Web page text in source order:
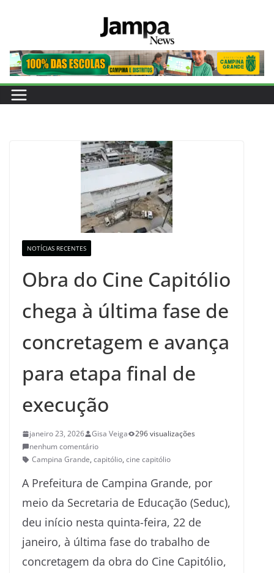
conteúdo
NOTÍCIAS RECENTES
Obra do Cine Capitólio
chega à última fase de
concretagem e avança
para etapa final de
execução
janeiro 23, 2026 Gisa Veiga
296 visualizações
nenhum comentário
Campina Grande, capitólio, cine capitólio
A Prefeitura de Campina Grande, por
meio da Secretaria de Educação (Seduc),
deu início nesta quinta-feira, 22 de
janeiro, à última fase do trabalho de
concretagem da obra do Cine Capitólio,